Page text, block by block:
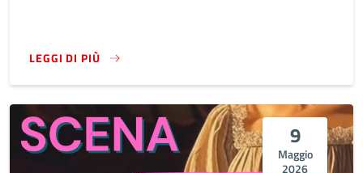
LEGGI DI PIÙ
9
Maggio
2026